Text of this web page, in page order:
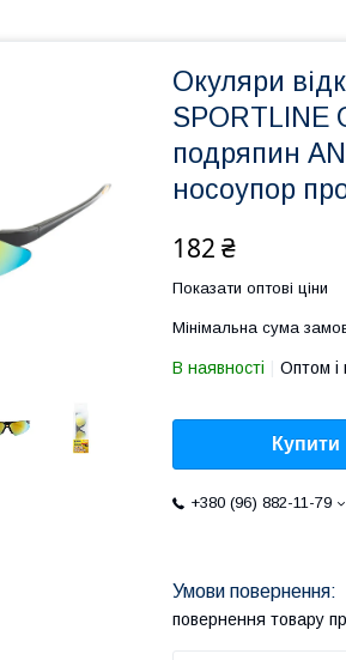
Окуляри
SPORTLINE
подряпин
носоупор
182 ₴
Показати оптові ціни
Мінімальна сума
В наявності Оптом і
Купити
+380 (96) 882-11-79
повернення товару